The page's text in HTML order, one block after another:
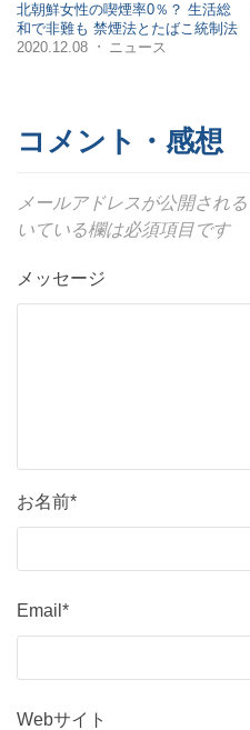
北朝鮮女性の喫煙率0％？ 生活総
和で非難も 禁煙法とたばこ統制法
2020.12.08
・ ニュース
コメント・感想
メールアドレスが公開され
いている欄は必須項目です
メッセージ
お名前*
Email*
Webサイト